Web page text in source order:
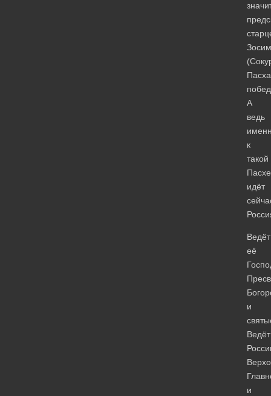
Пасха
А
ведь
к
такой
Пасхе
идёт
Ведёт
её
и
Ведёт
и